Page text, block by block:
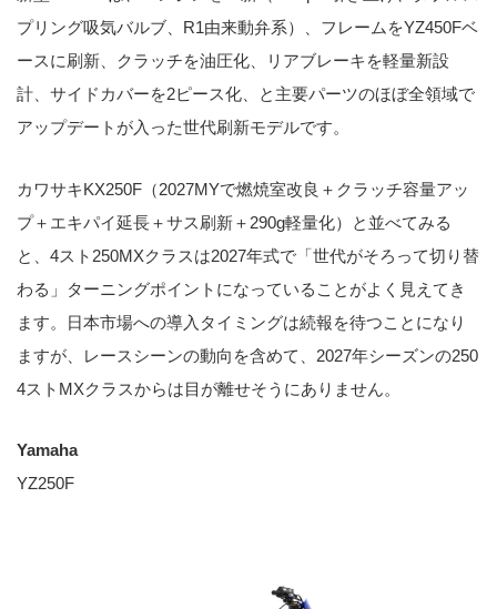
プリング吸気バルブ、R1由来動弁系）、フレームをYZ450Fベ
ースに刷新、クラッチを油圧化、リアブレーキを軽量新設
計、サイドカバーを2ピース化、と主要パーツのほぼ全領域で
アップデートが入った世代刷新モデルです。
カワサキKX250F（2027MYで燃焼室改良＋クラッチ容量アッ
プ＋エキパイ延長＋サス刷新＋290g軽量化）と並べてみる
と、4スト250MXクラスは2027年式で「世代がそろって切り替
わる」ターニングポイントになっていることがよく見えてき
ます。日本市場への導入タイミングは続報を待つことになり
ますが、レースシーンの動向を含めて、2027年シーズンの250
4ストMXクラスからは目が離せそうにありません。
Yamaha
YZ250F